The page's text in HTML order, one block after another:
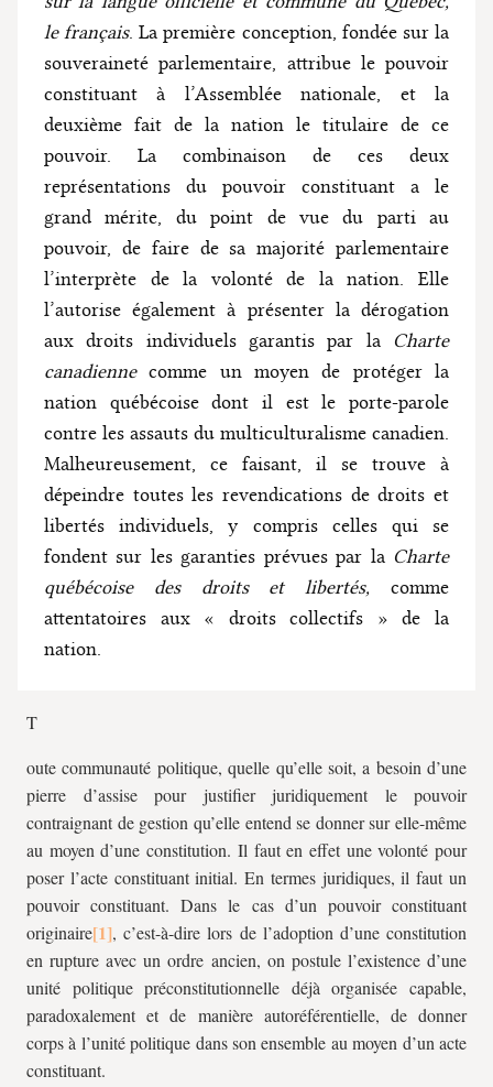
le français. La première conception, fondée sur la
souveraineté parlementaire, attribue le pouvoir
constituant à l’Assemblée nationale, et la
deuxième fait de la nation le titulaire de ce
pouvoir. La combinaison de ces deux
représentations du pouvoir constituant a le
grand mérite, du point de vue du parti au
pouvoir, de faire de sa majorité parlementaire
l’interprète de la volonté de la nation. Elle
l’autorise également à présenter la dérogation
aux droits individuels garantis par la Charte
canadiennecomme un moyen de protéger la
nation québécoise dont il est le porte-parole
contre les assauts du multiculturalisme canadien.
Malheureusement, ce faisant, il se trouve à
dépeindre toutes les revendications de droits et
libertés individuels, y compris celles qui se
fondent sur les garanties prévues par la Charte
québécoise des droits et libertés, comme
attentatoires aux « droits collectifs » de la
nation.
T
oute communauté politique, quelle qu’elle soit, a besoin d’une
pierre d’assise pour justifier juridiquement le pouvoir
contraignant de gestion qu’elle entend se donner sur elle-même
au moyen d’une constitution. Il faut en effet une volonté pour
poser l’acte constituant initial. En termes juridiques, il faut un
pouvoir constituant. Dans le cas d’un pouvoir constituant
originaire
, c’est-à-dire lors de l’adoption d’une constitution
en rupture avec un ordre ancien, on postule l’existence d’une
unité politique préconstitutionnelle déjà organisée capable,
paradoxalement et de manière autoréférentielle, de donner
corps à l’unité politique dans son ensemble au moyen d’un acte
constituant.